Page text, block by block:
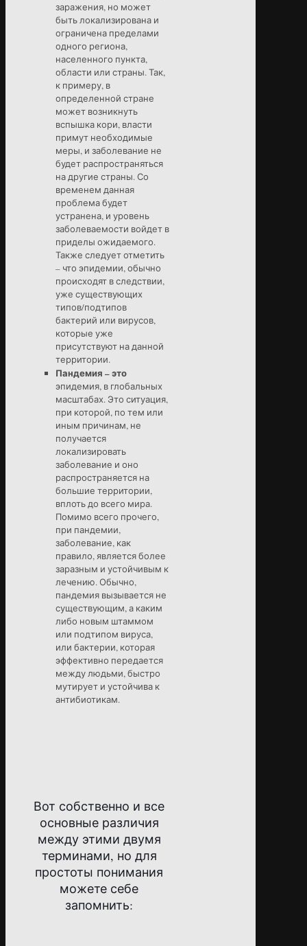
заражения, но может
быть локализирована и
ограничена пределами
одного региона,
населенного пункта,
области или страны. Так,
к примеру, в
определенной стране
может возникнуть
вспышка кори, власти
примут необходимые
меры, и заболевание не
будет распространяться
на другие страны. Со
временем данная
проблема будет
устранена, и уровень
заболеваемости войдет в
приделы ожидаемого.
Также следует отметить
– что эпидемии, обычно
происходят в следствии,
уже существующих
типов/подтипов
бактерий или вирусов,
которые уже
присутствуют на данной
территории.
Пандемия – это
эпидемия, в глобальных
масштабах. Это ситуация,
при которой, по тем или
иным причинам, не
получается
локализировать
заболевание и оно
распространяется на
большие территории,
вплоть до всего мира.
Помимо всего прочего,
при пандемии,
заболевание, как
правило, является более
заразным и устойчивым к
лечению. Обычно,
пандемия вызывается не
существующим, а каким
либо новым штаммом
или подтипом вируса,
или бактерии, которая
эффективно передается
между людьми, быстро
мутирует и устойчива к
антибиотикам.
Вот собственно и все
основные различия
между этими двумя
терминами, но для
простоты понимания
можете себе
запомнить: